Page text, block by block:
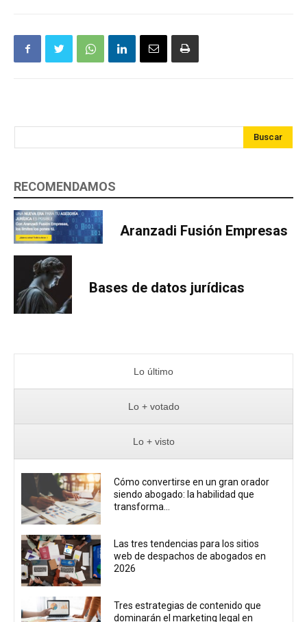
Buscar
RECOMENDAMOS
Aranzadi Fusión Empresas
Bases de datos jurídicas
Lo último
Lo + votado
Lo + visto
Cómo convertirse en un gran orador
siendo abogado: la habilidad que
transforma...
Las tres tendencias para los sitios
web de despachos de abogados en
2026
Tres estrategias de contenido que
dominarán el marketing legal en